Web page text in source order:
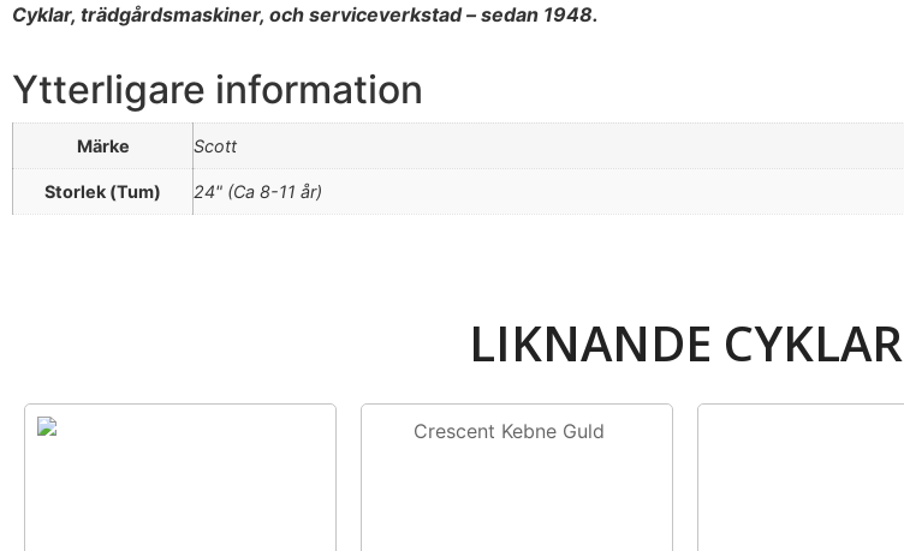
Cyklar, trädgårdsmaskiner, och serviceverkstad – sedan 1948.
Ytterligare information
Märke Scott
Storlek (Tum) 24" (Ca 8-11 år)
LIKNANDE CYKLAR